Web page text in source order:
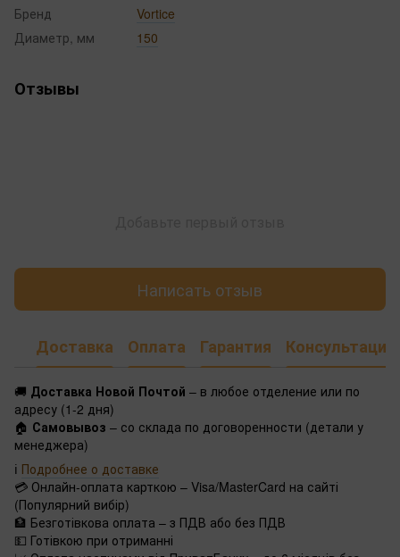
Бренд
Vortice
Диаметр, мм
150
Отзывы
Написать отзыв
Доставка Оплата Гарантия Консультация
🚚 Доставка Новой Почтой – в любое отделение или по
адресу (1-2 дня)
🏠 Самовывоз – со склада по договоренности (детали у
менеджера)
ℹ️ Подробнее о доставке
💳 Онлайн-оплата карткою – Visa/MasterCard на сайті
(Популярний вибір)
🏦 Безготівкова оплата – з ПДВ або без ПДВ
💵 Готівкою при отриманні